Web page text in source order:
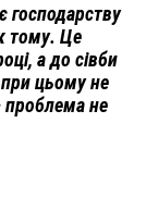
господарству
тому. Це
а до сівби
цьому не
проблема не